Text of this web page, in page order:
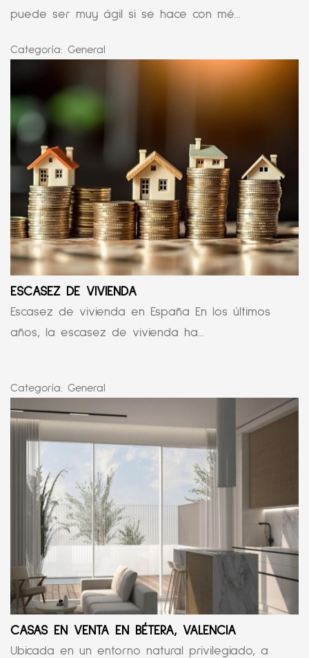
puede ser muy ágil si se hace con mé...
Categoría: General
ESCASEZ DE VIVIENDA
Escasez de vivienda en España En los últimos
años, la escasez de vivienda ha...
Categoría: General
CASAS EN VENTA EN BÉTERA, VALENCIA
Ubicada en un entorno natural privilegiado, a